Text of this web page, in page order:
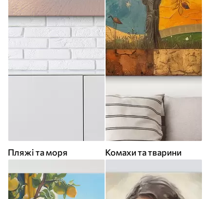
Пляжі та моря Комахи та тварини